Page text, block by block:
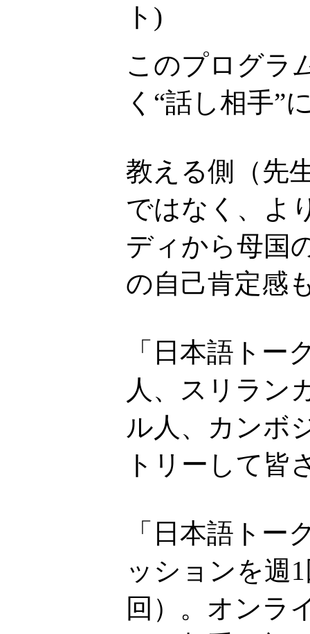
ト )
このプログラ
く“話し相手”
教える側（先
ではなく、よ
ディから母国
の自己肯定感
「日本語ト
人、スリラン
ル人、カンボ
トリーして皆
「日本語トー
ッションを週
回）。オンラ